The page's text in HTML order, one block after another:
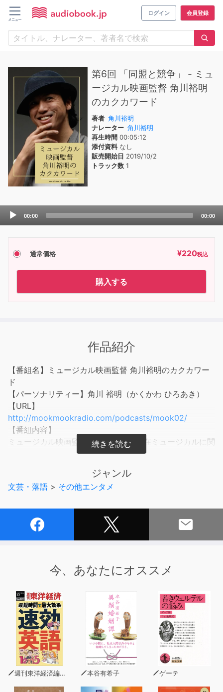
ログイン 会員登録
第6回 「同盟と競争」 - ミュ
ージカル映画監督 角川裕明
のカクカワード
著者 角川裕明
ナレーター 角川裕明
再生時間 00:05:12
添付資料なし
販売開始日 2019/10/2
トラック数 1
Audio
Player
00:00 00:00
通常価格 ¥220税込
購入する
作品紹介
【番組名】ミュージカル映画監督 角川裕明のカクカワー
ド
【パーソナリティー】角川 裕明（かくかわ ひろあき）
【URL】
http://mookmookradio.com/podcasts/mook02/
【番組内容】
ミュージカル映画監督の角川裕明が現在ミュージカルに関
しての「角川的視点」をお話しています。
ジャンル
文芸・落語 > その他エンタメ
今、あなたにオススメ
週刊東洋経済編集部 本谷有希子 ゲーテ